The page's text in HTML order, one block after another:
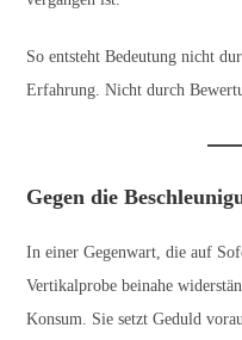
So entsteht Bedeutung nicht
Erfahrung. Nicht durch
Gegen die
In einer Gegenwart, die auf
Vertikalprobe beinahe
Konsum. Sie setzt Geduld